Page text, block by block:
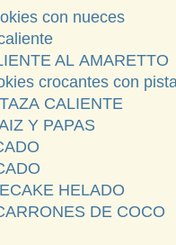
con nueces
AL AMARETTO
crocantes con
CALIENTE
Y PAPAS
HELADO
DE COCO